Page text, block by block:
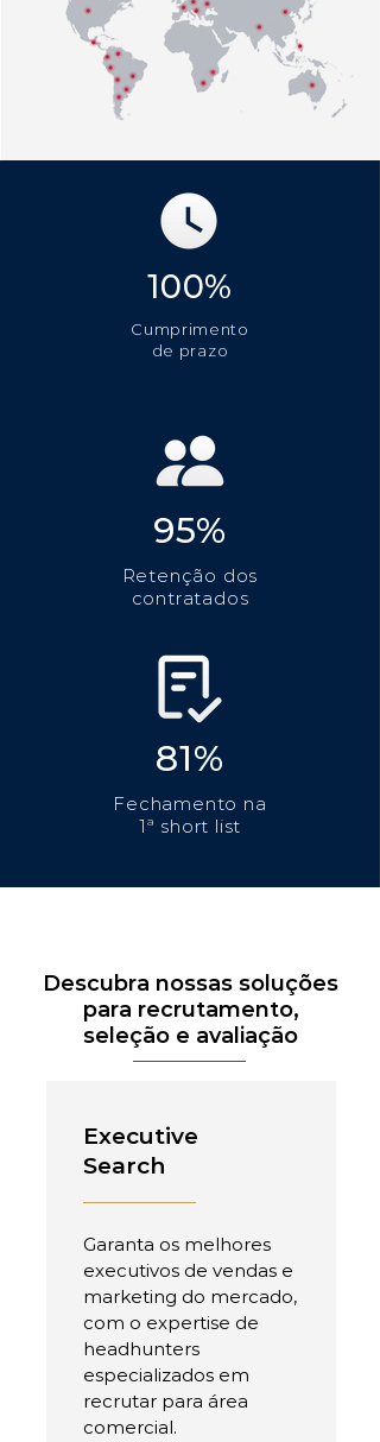
100%
Cumprimento
de prazo
95%
Retenção dos
contratados
81%
Fechamento na
1ª short list
Descubra nossas soluções
para recrutamento,
seleção e avaliação
Executive
Search
Garanta os melhores
executivos de vendas e
marketing do mercado,
com o expertise de
headhunters
especializados em
recrutar para área
comercial.